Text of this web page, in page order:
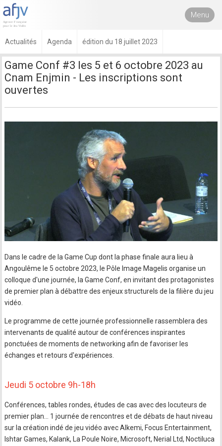
Menu
Actualités Agenda édition du 18 juillet 2023
Game Conf #3 les 5 et 6 octobre 2023 au
Cnam Enjmin - Les inscriptions sont
ouvertes
Dans le cadre de la Game Cup dont la phase finale aura lieu à
Angoulême le 5 octobre 2023, le Pôle Image Magelis organise un
colloque d'une journée, la Game Conf, en invitant des protagonistes
de premier plan à débattre des enjeux structurels de la filière du jeu
vidéo.
Le programme de cette journée professionnelle rassemblera des
intervenants de qualité autour de conférences inspirantes
ponctuées de moments de networking afin de favoriser les
échanges et retours d'expériences.
Jeudi 5 octobre 9h-18h
Conférences, tables rondes, études de cas avec des locuteurs de
premier plan… 1 journée de rencontres et de débats de haut niveau
sur la création indé de jeu vidéo avec Alkemi, Focus Entertainment,
Ishtar Games, Kalank, La Poule Noire, Microsoft, Nerial Ltd, Noctiluca